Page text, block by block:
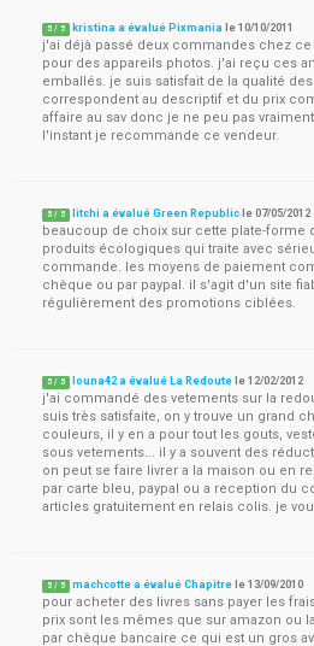
5 / 5 kristina a évalué Pixmania le10/10/2011
j'ai déjà passé deux commandes chez
pour des appareils photos. j'ai reçu ces
emballés. je suis satisfait de la qualité
correspondent au descriptif et du prix
affaire au sav donc je ne peu pas
l'instant je recommande ce vendeur.
5 / 5 litchi a évalué Green Republic le07/05/2012
beaucoup de choix sur cette plate-forme
produits écologiques qui traite avec
commande. les moyens de paiement
chèque ou par paypal. il s'agit d'un site
régulièrement des promotions ciblées.
5 / 5 louna42 a évalué La Redoute le12/02/2012
j'ai commandé des vetements sur la
suis très satisfaite, on y trouve un grand
couleurs, il y en a pour tout les gouts,
sous vetements... il y a souvent des
on peut se faire livrer a la maison ou en
par carte bleu, paypal ou a reception du
articles gratuitement en relais colis. je
5 / 5 machcotte a évalué Chapitre le13/09/2010
pour acheter des livres sans payer les
prix sont les mêmes que sur amazon ou
par chèque bancaire ce qui est un gros